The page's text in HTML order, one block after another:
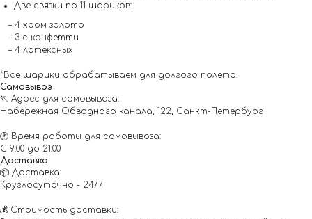
Две связки по 11 шариков:
– 4 хром золото
– 3 с конфетти
– 4 латексных
*Все шарики обрабатываем для долгого полета.
Самовывоз
🏃 Адрес для самовывоза:
Набережная Обводного канала, 122, Санкт-Петербург
🕐 Время работы для самовывоза:
С 9:00 до 21:00
Доставка
📦 Доставка:
Круглосуточно - 24/7
💰 Стоимость доставки: